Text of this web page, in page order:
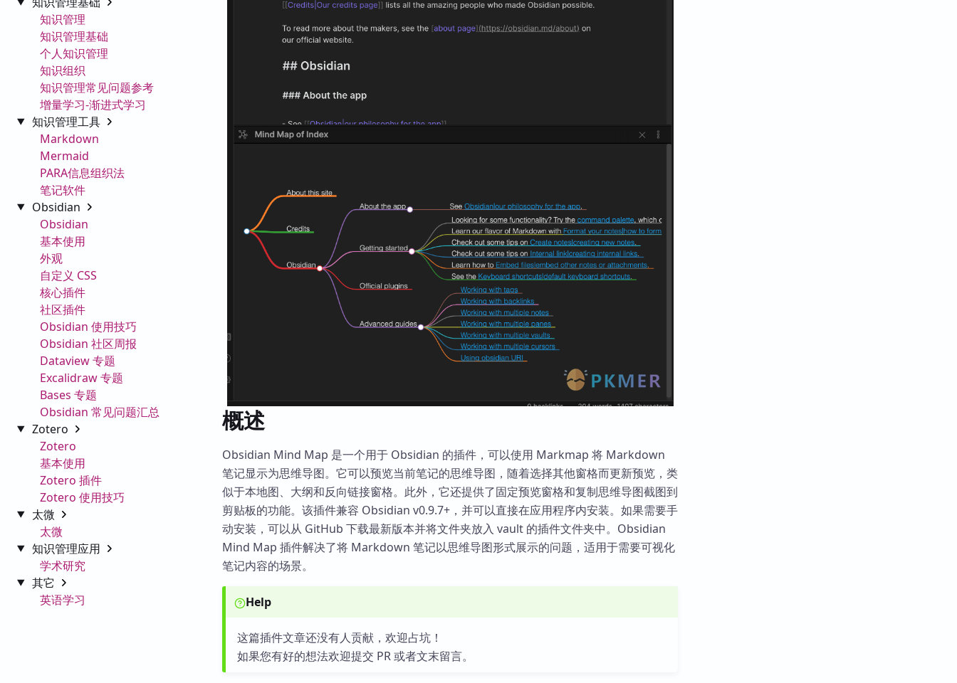
知识管理
知识管理基础
个人知识管理
知识组织
知识管理常见问题参考
增量学习-渐进式学习
知识管理工具
Markdown
Mermaid
PARA信息组织法
笔记软件
Obsidian
Obsidian
基本使用
外观
自定义 CSS
核心插件
社区插件
Obsidian 使用技巧
Obsidian 社区周报
Dataview 专题
Excalidraw 专题
Bases 专题
Obsidian 常见问题汇总
Zotero
Zotero
基本使用
Zotero 插件
Zotero 使用技巧
太微
太微
知识管理应用
学术研究
其它
英语学习
概述
Obsidian Mind Map 是一个用于 Obsidian 的插件，可以使用 Markmap 将 Markdown
笔记显示为思维导图。它可以预览当前笔记的思维导图，随着选择其他窗格而更新预览，类
似于本地图、大纲和反向链接窗格。此外，它还提供了固定预览窗格和复制思维导图截图到
剪贴板的功能。该插件兼容 Obsidian v0.9.7+，并可以直接在应用程序内安装。如果需要手
动安装，可以从 GitHub 下载最新版本并将文件夹放入 vault 的插件文件夹中。Obsidian
Mind Map 插件解决了将 Markdown 笔记以思维导图形式展示的问题，适用于需要可视化
笔记内容的场景。
Help
这篇插件文章还没有人贡献，欢迎占坑！
如果您有好的想法欢迎提交 PR 或者文末留言。